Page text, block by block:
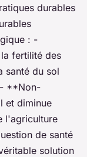
durables
: -
fertilité des
santé du sol
- **Non-
et diminue
l'agriculture
de santé
solution